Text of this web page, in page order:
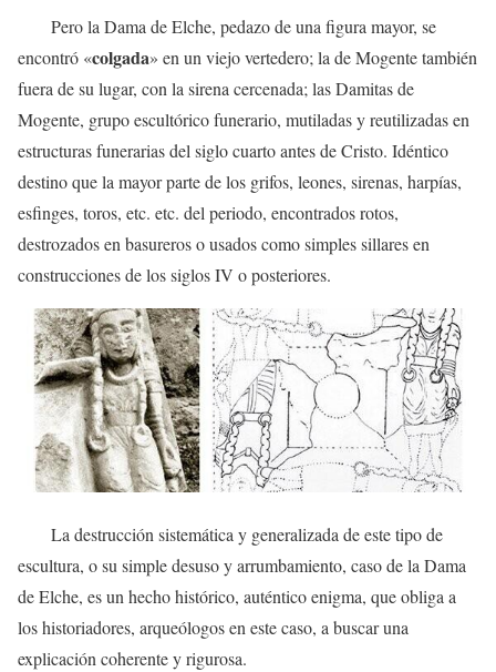
Pero la Dama de Elche, pedazo de una figura mayor, se
encontró «colgada» en un viejo vertedero; la de Mogente también
fuera de su lugar, con la sirena cercenada; las Damitas de
Mogente, grupo escultórico funerario, mutiladas y reutilizadas en
estructuras funerarias del siglo cuarto antes de Cristo. Idéntico
destino que la mayor parte de los grifos, leones, sirenas, harpías,
esfinges, toros, etc. etc. del periodo, encontrados rotos,
destrozados en basureros o usados como simples sillares en
construcciones de los siglos IV o posteriores.
La destrucción sistemática y generalizada de este tipo de
escultura, o su simple desuso y arrumbamiento, caso de la Dama
de Elche, es un hecho histórico, auténtico enigma, que obliga a
los historiadores, arqueólogos en este caso, a buscar una
explicación coherente y rigurosa.